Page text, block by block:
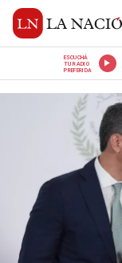
ESCUCHÁ
TU RADIO
PREFERIDA